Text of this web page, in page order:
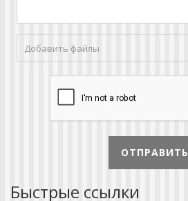
Добавить файлы
ОТПРАВИТЬ
Быстрые ссылки